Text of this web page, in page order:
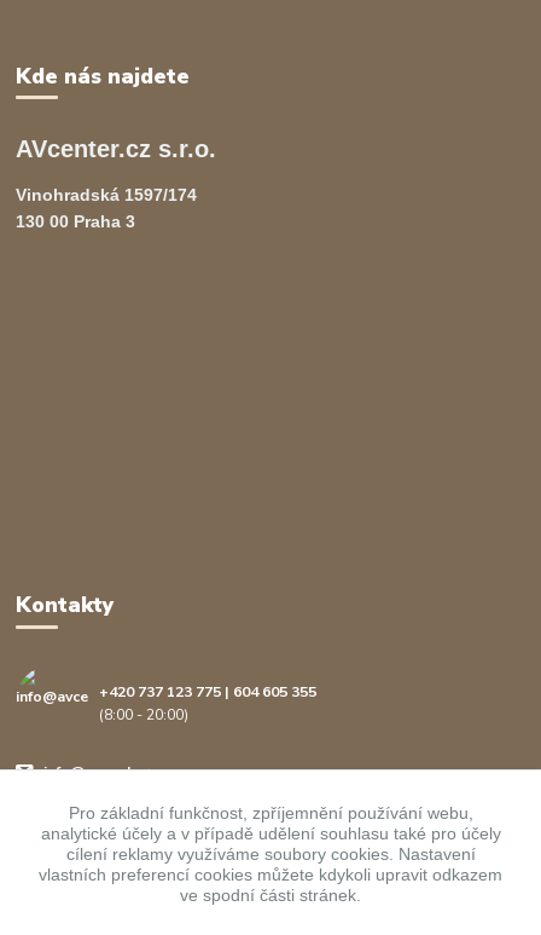
Kde nás najdete
AVcenter.cz s.r.o.
Vinohradská 1597/174
130 00 Praha 3
Kontakty
+420 737 123 775 | 604 605 355
(8:00 - 20:00)
info@avcenter.cz
Pro základní funkčnost, zpříjemnění používání webu,
analytické účely a v případě udělení souhlasu také pro účely
cílení reklamy využíváme soubory cookies. Nastavení
vlastních preferencí cookies můžete kdykoli upravit odkazem
ve spodní části stránek.